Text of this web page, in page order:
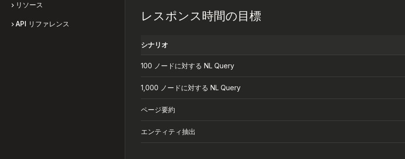
リソース
API リファレンス
レスポンス時間の目標
シナリオ
100 ノードに対する NL Query
1,000 ノードに対する NL Query
ページ要約
エンティティ抽出